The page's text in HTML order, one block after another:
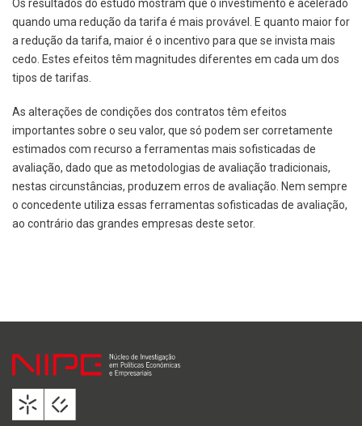
Os resultados do estudo mostram que o investimento é acelerado
quando uma redução da tarifa é mais provável. E quanto maior for
a redução da tarifa, maior é o incentivo para que se invista mais
cedo. Estes efeitos têm magnitudes diferentes em cada um dos
tipos de tarifas.
As alterações de condições dos contratos têm efeitos
importantes sobre o seu valor, que só podem ser corretamente
estimados com recurso a ferramentas mais sofisticadas de
avaliação, dado que as metodologias de avaliação tradicionais,
nestas circunstâncias, produzem erros de avaliação. Nem sempre
o concedente utiliza essas ferramentas sofisticadas de avaliação,
ao contrário das grandes empresas deste setor.